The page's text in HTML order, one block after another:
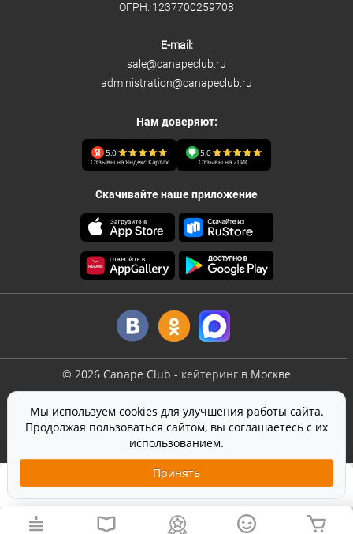
2 490 ₽ 24 шт. Добавить в корзину
ОГРН: 1237700259708
E-mail:
sale@canapeclub.ru
administration@canapeclub.ru
Нам доверяют:
5,0
Отзывы на Яндекс Картах
5,0
Отзывы на 2ГИС
Скачивайте наше приложение
© 2026 Canape Club - кейтеринг в Москве
Политика конфиденциальности
Согласие на обработку персональных данных
На сайте используетсяSmartCaptcha
Мы используем cookies для улучшения работы сайта.
Продолжая пользоваться сайтом, вы соглашаетесь с их
использованием.
Принять